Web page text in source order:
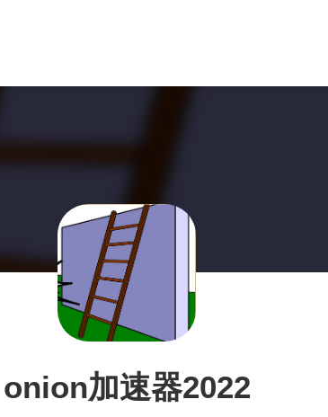
onion加速器2022